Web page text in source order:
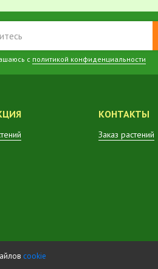
с политикой конфиденциальности
КОНТАКТЫ
Заказ растений
cookie